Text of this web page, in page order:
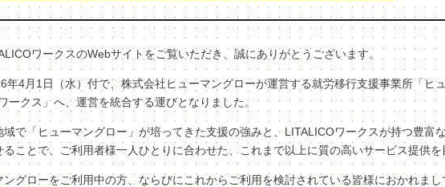
ワークスのWebサイトをご覧いただき、誠にありがとうございます。
年4月1日（水）付で、株式会社ヒューマングローが運営する就労移行支援事業所「ヒ
ークス」へ、運営を統合する運びとなりました。
域で「ヒューマングロー」が培ってきた支援の強みと、LITALICOワークスが持つ豊富
ることで、ご利用者様一人ひとりに合わせた、これまで以上に質の高いサービス提供
ングローをご利用中の方、ならびにこれからご利用を検討されている皆様におかれま